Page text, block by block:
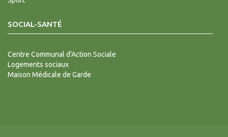
SOCIAL-SANTÉ
Centre Communal d'Action Sociale
Logements sociaux
Maison Médicale de Garde